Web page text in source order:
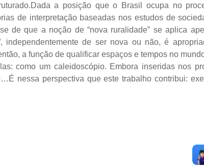
a posição que o Brasil ocupa no
de interpretação baseadas nos estudos de
de que a noção de “nova ruralidade” se aplica
independentemente de ser nova ou não, é
a função de qualificar espaços e tempos no
como um caleidoscópio. Embora inseridas nos
nessa perspectiva que este trabalho contribui: